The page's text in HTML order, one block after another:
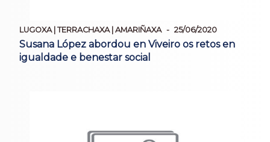
LUGOXA | TERRACHAXA | AMARIÑAXA 25/06/2020
Susana López abordou en Viveiro os retos en
igualdade e benestar social